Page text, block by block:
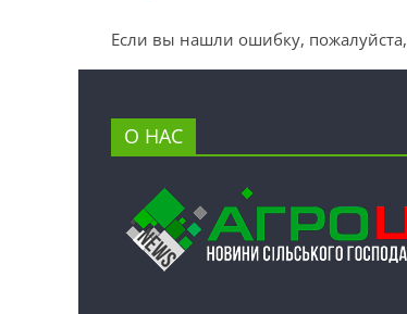
Если вы нашли ошибку,
О НАС